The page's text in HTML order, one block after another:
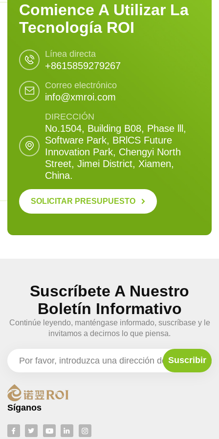
Comience A Utilizar La
Tecnología ROI
Línea directa
+8615859279267
Correo electrónico
info@xmroi.com
DIRECCIÓN
No.1504, Building B08, Phase lll,
Software Park, BRlCS Future
Innovation Park, Chengyi North
Street, Jimei District, Xiamen,
China.
SOLICITAR PRESUPUESTO
Suscríbete A Nuestro
Boletín Informativo
Continúe leyendo, manténgase informado, suscríbase y le
invitamos a decirnos lo que piensa.
Síganos